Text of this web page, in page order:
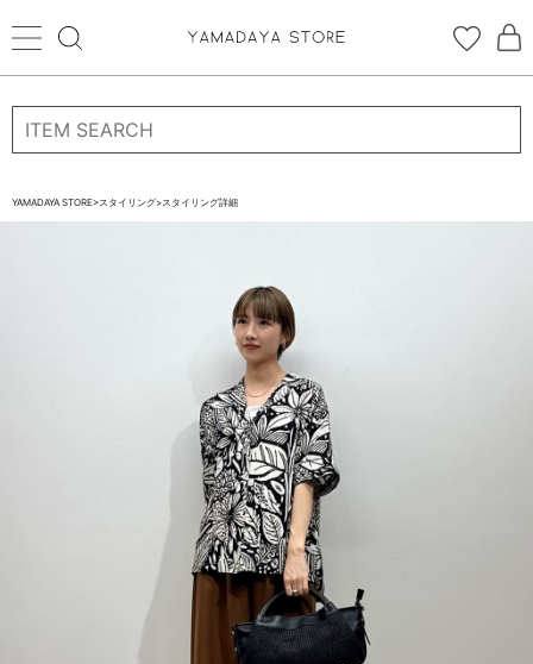
ログイン 新規会員登録
STORE BRAND・LABELから探す
YAMADAYA STORE>スタイリング>スタイリング詳細